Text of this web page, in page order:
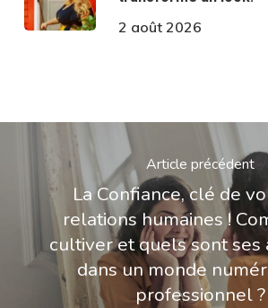
2 août 2026
Article précédent
La Confiance, clé de
relations humaines !
cultiver et quels sont ses
dans un monde
professionnel ?